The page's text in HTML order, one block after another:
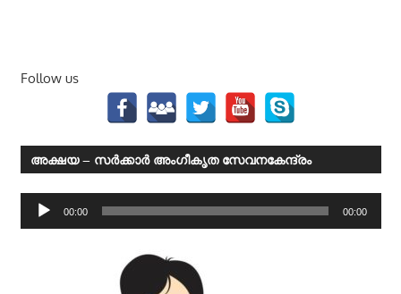
Follow us
അക്ഷയ – സര്‍ക്കാര്‍ അംഗീകൃത സേവനകേന്ദ്രം
Audio
Player
00:00 00:00